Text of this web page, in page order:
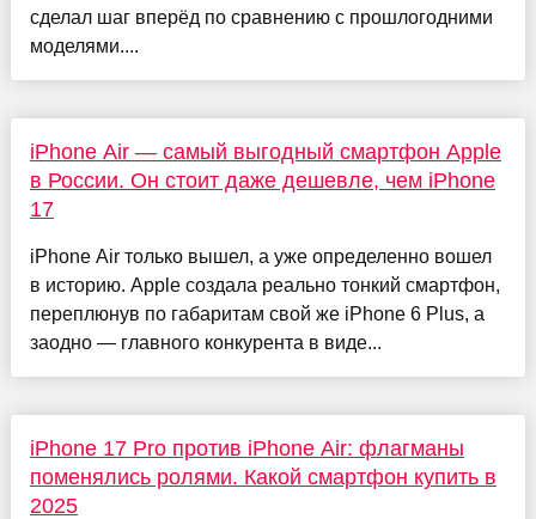
сделал шаг вперёд по сравнению с прошлогодними
моделями....
iPhone Air — самый выгодный смартфон Apple
в России. Он стоит даже дешевле, чем iPhone
17
iPhone Air только вышел, а уже определенно вошел
в историю. Apple создала реально тонкий смартфон,
переплюнув по габаритам свой же iPhone 6 Plus, а
заодно — главного конкурента в виде...
iPhone 17 Pro против iPhone Air: флагманы
поменялись ролями. Какой смартфон купить в
2025